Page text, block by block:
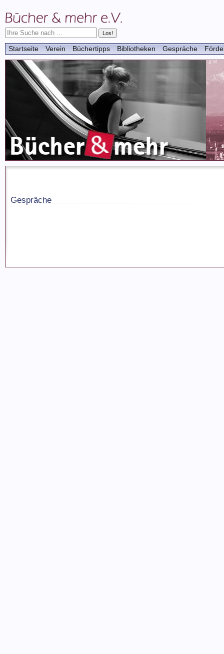
Startseite Verein Büchertipps Bibliotheken Gespräche
Gespräche